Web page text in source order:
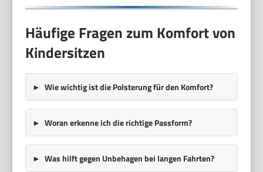
Häufige Fragen zum Komfort von
Kindersitzen
Wie wichtig ist die Polsterung für den Komfort?
Woran erkenne ich die richtige Passform?
Was hilft gegen Unbehagen bei langen Fahrten?